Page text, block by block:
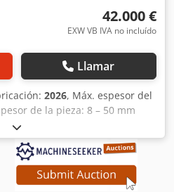
42.000 €
EXW VB IVA no incluído
Llamar
2026, Máx. espesor del
de la pieza: 8 – 50 mm
160 mm Velocidad de
de preparación: aprox.
aprox. 7,4 kW Conexión
50 Hz Altura de la mesa de
de la máquina: aprox.